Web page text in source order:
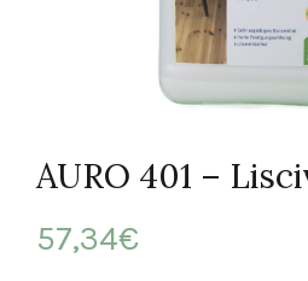
AURO 401 –
57,34€